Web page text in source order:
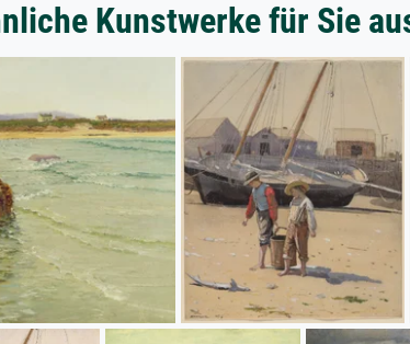
Kunstwerke für Sie